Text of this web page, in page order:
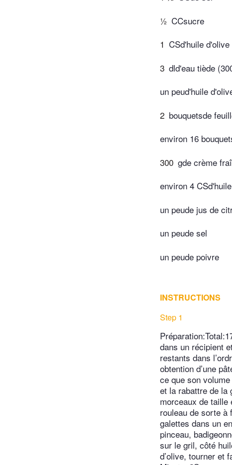
½ CCsucre
1 CSd'huile d'olive
3 dld'eau tiède
un peud'huile
2 bouquetsde
environ 16
300 gde crème
environ 4
un peude jus de
un peude sel
un peude poivre
INSTRUCTIONS
Step 1
dans un récipient
restants dans
obtention d’une
ce que son
et la rabattre de la
morceaux de taille
rouleau de sorte à
galettes dans un
pinceau,
sur le gril, côté
d’olive, tourner et